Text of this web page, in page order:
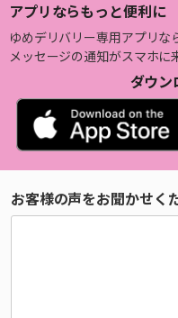
アプリならもっと便利に
ゆめデリバリー専用アプリな
メッセージの通知がスマホに
ダウン
お客様の声をお聞かせく